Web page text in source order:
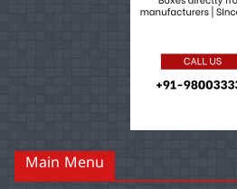
Main Menu